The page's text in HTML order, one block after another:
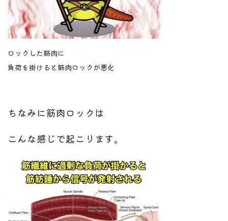
ロックした筋肉に
負荷を掛けると筋肉ロックが悪化
ちなみに筋肉ロックは
こんな感じで起こります。